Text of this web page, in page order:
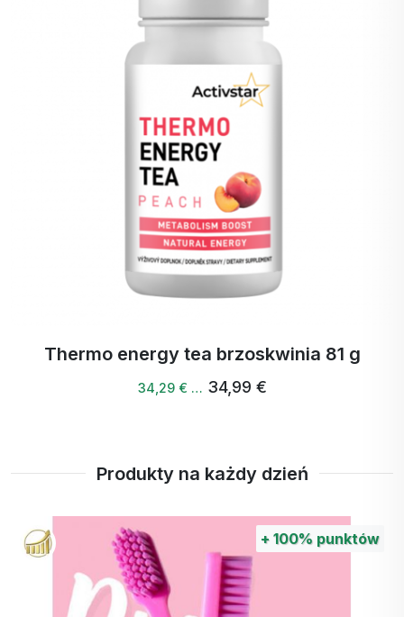
ananasie.
Łagodzi uczucie ciężkości i
wzdęcia.
Wspomaga metabolizm i
redukcję tkanki tłuszczowej.
GOFOS®, winian
herbata, L-teanina,
Garcinia Cambogia,
81 g Activthermo burner 120
39,57 € …
Produkty na każdy dzień
100%punktów